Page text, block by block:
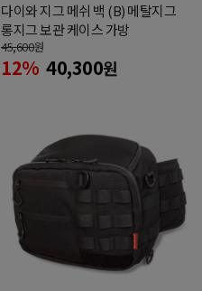
다이와 지그 메쉬 백 (B) 메탈지그
롱지그 보관 케이스 가방
45,600원
12% 40,300원